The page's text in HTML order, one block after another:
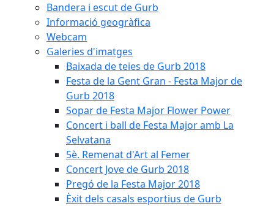
Bandera i escut de Gurb
Informació geogràfica
Webcam
Galeries d'imatges
Baixada de teies de Gurb 2018
Festa de la Gent Gran - Festa Major de
Gurb 2018
Sopar de Festa Major Flower Power
Concert i ball de Festa Major amb La
Selvatana
5è. Remenat d'Art al Femer
Concert Jove de Gurb 2018
Pregó de la Festa Major 2018
Èxit dels casals esportius de Gurb